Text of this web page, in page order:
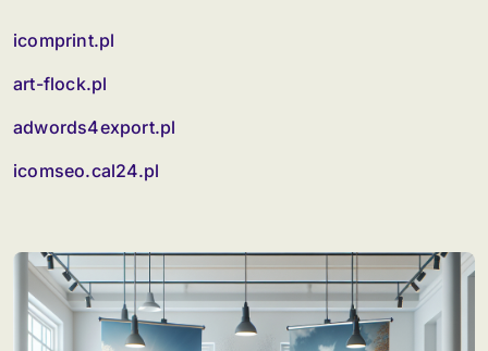
icomprint.pl
art-flock.pl
adwords4export.pl
icomseo.cal24.pl